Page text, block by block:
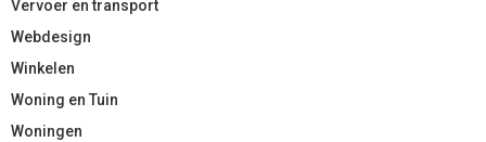
Vervoer en transport
Webdesign
Winkelen
Woning en Tuin
Woningen